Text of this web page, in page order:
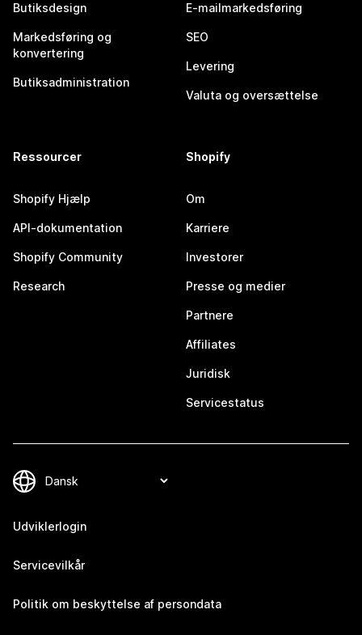
Butiksdesign
Markedsføring og
konvertering
Butiksadministration
E-mailmarkedsføring
SEO
Levering
Valuta og oversættelse
Ressourcer
Shopify Hjælp
API-dokumentation
Shopify Community
Research
Shopify
Om
Karriere
Investorer
Presse og medier
Partnere
Affiliates
Juridisk
Servicestatus
Udviklerlogin
Servicevilkår
Politik om beskyttelse af persondata